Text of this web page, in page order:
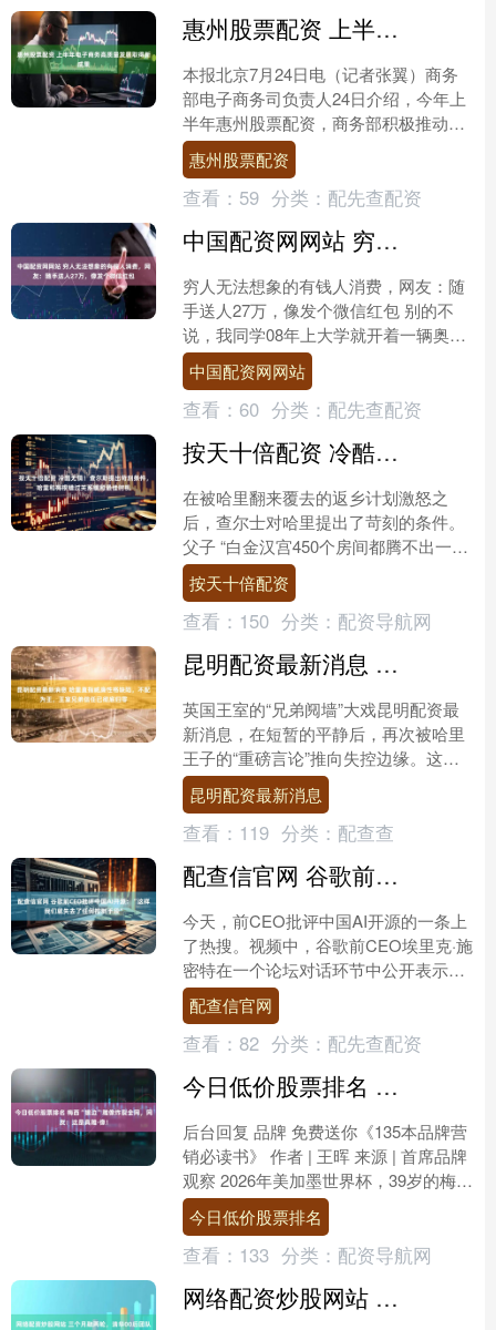
惠州股票配资 上半年电子商务高质量发展取得新成果
本报北京7月24日电（记者张翼）商务
部电子商务司负责人24日介绍，今年上
半年惠州股票配资，商务部积极推动电
子商务创新发展，线上线下融合释放消
费潜力，数智化赋能各....
惠州股票配资
查看： 59 分类： 配先查配资
中国配资网网站 穷人无法想象的有钱人消费，网友：随手送人27万，像发个微信红包
穷人无法想象的有钱人消费，网友：随
手送人27万，像发个微信红包 别的不
说，我同学08年上大学就开着一辆奥迪
A6来报道的，后来导员说太高调了，结
果他周末去提了一辆....
中国配资网网站
查看： 60 分类： 配先查配资
按天十倍配资 冷酷无情！查尔斯提出苛刻条件，哈里和梅根错过关系缓和最佳时机
在被哈里翻来覆去的返乡计划激怒之
后，查尔士对哈里提出了苛刻的条件。
父子 “白金汉宫450个房间都腾不出一个
小屋让儿子住一夜，即使用一下淋浴室
也不行，这就是查尔....
按天十倍配资
查看： 150 分类： 配资导航网
昆明配资最新消息 哈里直指威廉性格缺陷，不配为王，王室兄弟信任已彻底归零
英国王室的“兄弟阋墙”大戏昆明配资最
新消息，在短暂的平静后，再次被哈里
王子的“重磅言论”推向失控边缘。这一
次，他瞄准的不再是王室体制，而是直
指未来国王——威廉王....
昆明配资最新消息
查看： 119 分类： 配查查
配查信官网 谷歌前CEO批评中国AI开源：“这样我们就失去了任何控制手段”
今天，前CEO批评中国AI开源的一条上
了热搜。视频中，谷歌前CEO埃里克·施
密特在一个论坛对话环节中公开表示中
国AI让美国无法实现控制，这番言论迅
速引发了网友热....
配查信官网
查看： 82 分类： 配先查配资
今日低价股票排名 梅西“擦边”雕像炸裂全网，网友：这是真雕·像！
后台回复 品牌 免费送你《135本品牌营
销必读书》 作者 | 王晖 来源 | 首席品牌
观察 2026年美加墨世界杯，39岁的梅西
两场比赛狂轰5球，不仅成为世界杯....
今日低价股票排名
查看： 133 分类： 配资导航网
网络配资炒股网站 三个月融两轮，清华00后团队要给机器人“装上”触觉